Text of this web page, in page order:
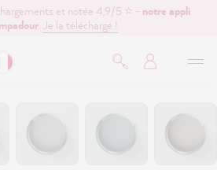
et notée 4,9/5 ⭐ - notre appli
. Je la télécharge !